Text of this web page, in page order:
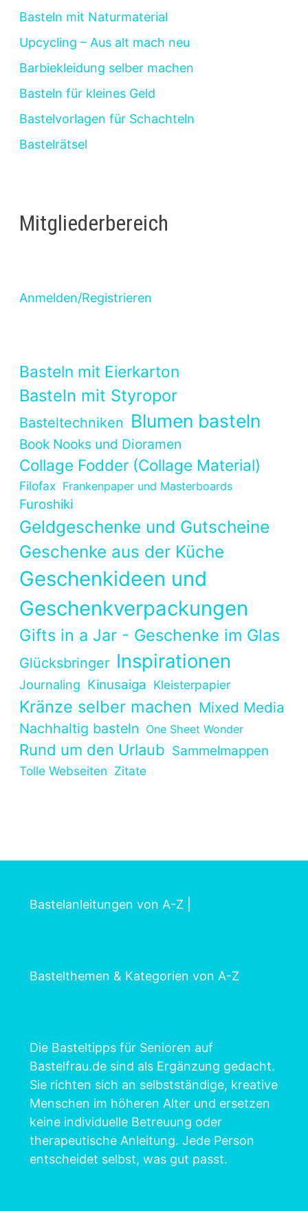
Basteln mit Naturmaterial
Upcycling – Aus alt mach neu
Barbiekleidung selber machen
Basteln für kleines Geld
Bastelvorlagen für Schachteln
Bastelrätsel
Mitgliederbereich
Anmelden/Registrieren
Basteln mit Eierkarton
Basteln mit Styropor
Basteltechniken Blumen basteln
Book Nooks und Dioramen
Collage Fodder (Collage Material)
Filofax Frankenpaper und Masterboards
Furoshiki
Geldgeschenke und Gutscheine
Geschenke aus der Küche
Geschenkideen und
Geschenkverpackungen
Gifts in a Jar - Geschenke im Glas
Glücksbringer Inspirationen
Journaling Kinusaiga Kleisterpapier
Kränze selber machen Mixed Media
Nachhaltig basteln One Sheet Wonder
Rund um den Urlaub Sammelmappen
Tolle Webseiten Zitate
Bastelanleitungen von A-Z|
Bastelthemen & Kategorien von A-Z
Die Basteltipps für Senioren auf
Bastelfrau.de sind als Ergänzung gedacht.
Sie richten sich an selbstständige, kreative
Menschen im höheren Alter und ersetzen
keine individuelle Betreuung oder
therapeutische Anleitung. Jede Person
entscheidet selbst, was gut passt.